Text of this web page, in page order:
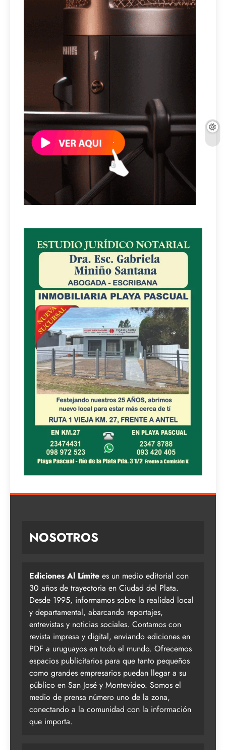
NOSOTROS
Ediciones Al Límite es un medio editorial con
30 años de trayectoria en Ciudad del Plata.
Desde 1995, informamos sobre la realidad local
y departamental, abarcando reportajes,
entrevistas y noticias sociales. Contamos con
revista impresa y digital, enviando ediciones en
PDF a uruguayos en todo el mundo. Ofrecemos
espacios publicitarios para que tanto pequeños
como grandes empresarios puedan llegar a su
público en San José y Montevideo. Somos el
medio de prensa número uno de la zona,
conectando a la comunidad con la información
que importa.